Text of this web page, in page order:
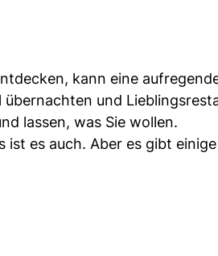
kann eine
und
lassen, was Sie wollen.
ist es auch. Aber es gibt